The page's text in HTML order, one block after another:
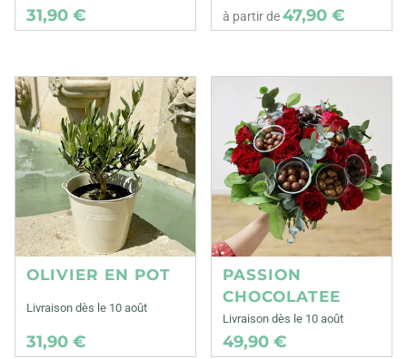
31,90 € à partir de47,90 €
OLIVIER EN POT
Livraison dès le 10 août
31,90 €
PASSION
CHOCOLATEE
Livraison dès le 10 août
49,90 €